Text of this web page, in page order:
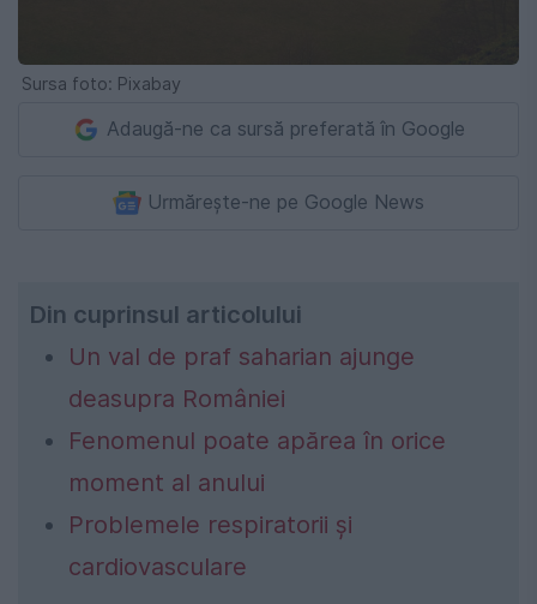
Sursa foto: Pixabay
Adaugă-ne ca sursă preferată în Google
Urmărește-ne pe Google News
Din cuprinsul articolului
Un val de praf saharian ajunge
deasupra României
Fenomenul poate apărea în orice
moment al anului
Problemele respiratorii şi
cardiovasculare